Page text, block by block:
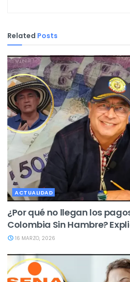
Related Posts
ACTUALIDAD
¿Por qué no llegan los
Colombia Sin Hambre?
16 MARZO, 2026